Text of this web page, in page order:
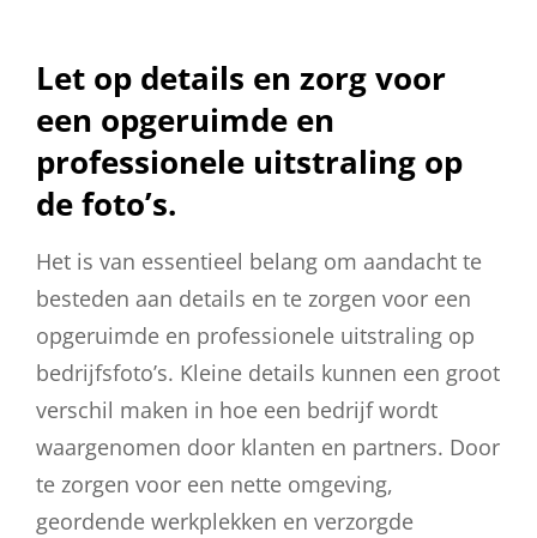
Let op details en zorg voor
een opgeruimde en
professionele uitstraling op
de foto’s.
Het is van essentieel belang om aandacht te
besteden aan details en te zorgen voor een
opgeruimde en professionele uitstraling op
bedrijfsfoto’s. Kleine details kunnen een groot
verschil maken in hoe een bedrijf wordt
waargenomen door klanten en partners. Door
te zorgen voor een nette omgeving,
geordende werkplekken en verzorgde